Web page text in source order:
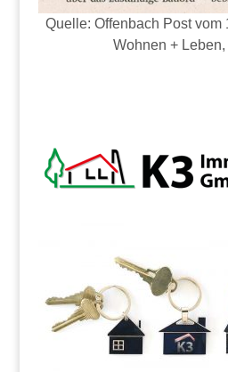
Quelle: Offenbach Post
Wohnen +